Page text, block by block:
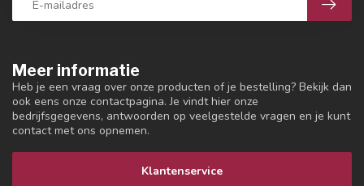
Meer informatie
Heb je een vraag over onze producten of je bestelling? Bekijk dan
ook eens onze contactpagina. Je vindt hier onze
bedrijfsgegevens, antwoorden op veelgestelde vragen en je kunt
contact met ons opnemen.
Klantenservice